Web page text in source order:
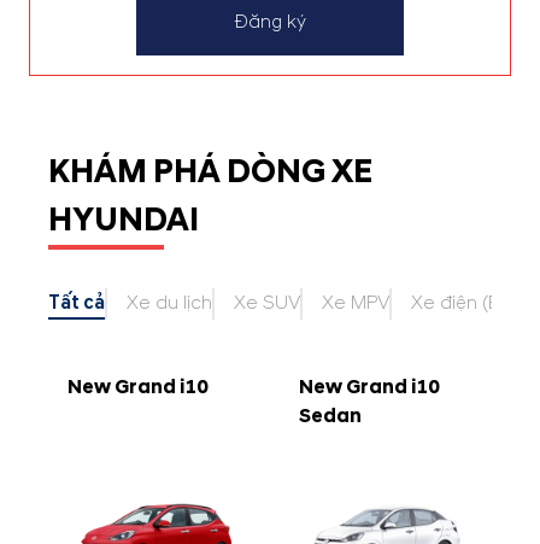
Đăng ký
KHÁM PHÁ DÒNG XE
HYUNDAI
Tất cả Xe du lịch Xe SUV Xe MPV Xe điện (EV)
New Grand i10
New Grand i10
Sedan